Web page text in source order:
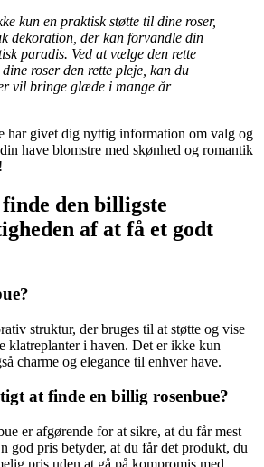
kun en praktisk støtte til dine roser,
dekoration, der kan forvandle din
paradis. Ved at vælge den rette
roser den rette pleje, kan du
vil bringe glæde i mange år
har givet dig nyttig information om valg og
have blomstre med skønhed og romantik
den billigste
af at få et godt
struktur, der bruges til at støtte og vise
klatreplanter i haven. Det er ikke kun
charme og elegance til enhver have.
at finde en billig rosenbue?
er afgørende for at sikre, at du får mest
god pris betyder, at du får det produkt, du